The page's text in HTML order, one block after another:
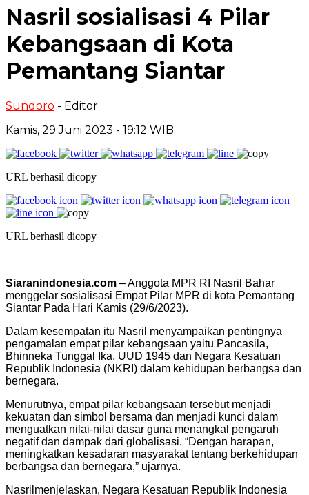
Nasril sosialisasi 4 Pilar
Kebangsaan di Kota
Pemantang Siantar
Sundoro - Editor
Kamis, 29 Juni 2023 - 19:12 WIB
URL berhasil dicopy
URL berhasil dicopy
Siaranindonesia.com – Anggota MPR RI Nasril Bahar
menggelar sosialisasi Empat Pilar MPR di kota Pemantang
Siantar Pada Hari Kamis (29/6/2023).
Dalam kesempatan itu Nasril menyampaikan pentingnya
pengamalan empat pilar kebangsaan yaitu Pancasila,
Bhinneka Tunggal Ika, UUD 1945 dan Negara Kesatuan
Republik Indonesia (NKRI) dalam kehidupan berbangsa dan
bernegara.
Menurutnya, empat pilar kebangsaan tersebut menjadi
kekuatan dan simbol bersama dan menjadi kunci dalam
menguatkan nilai-nilai dasar guna menangkal pengaruh
negatif dan dampak dari globalisasi. “Dengan harapan,
meningkatkan kesadaran masyarakat tentang berkehidupan
berbangsa dan bernegara,” ujarnya.
Nasrilmenjelaskan, Negara Kesatuan Republik Indonesia